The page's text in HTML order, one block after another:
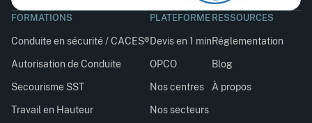
FORMATIONS
Conduite en sécurité / CACES®
Autorisation de Conduite
Secourisme SST
Travail en Hauteur
PLATEFORME
Devis en 1 min
OPCO
Nos centres
Nos secteurs
RESSOURCES
Réglementation
Blog
À propos